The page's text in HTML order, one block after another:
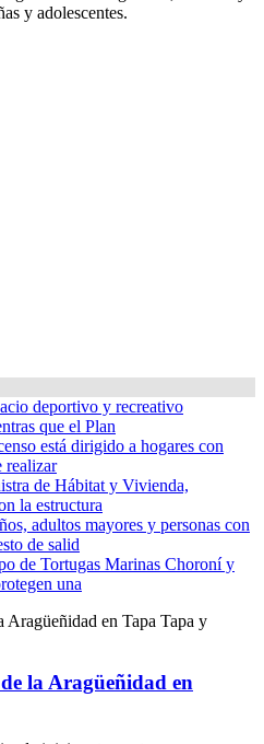
y adolescentes.
deportivo y recreativo
que el Plan
está dirigido a hogares con
realizar
de Hábitat y Vivienda,
la estructura
adultos mayores y personas con
de salid
de Tortugas Marinas Choroní y
una
la Aragüeñidad en